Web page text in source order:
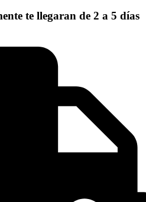
te llegaran de 2 a 5 días